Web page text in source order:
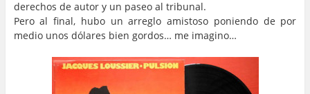
derechos de autor y un paseo al tribunal.
Pero al final, hubo un arreglo amistoso poniendo de por
medio unos dólares bien gordos… me imagino…